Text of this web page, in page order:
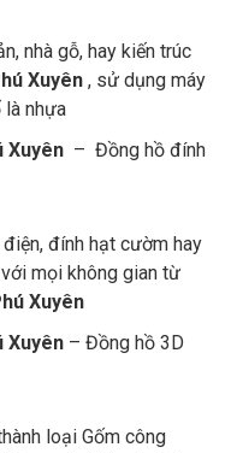
nhà gỗ, hay kiến trúc
Xuyên , sử dụng máy
nhựa
Xuyên – Đồng hồ đính
đính hạt cườm hay
mọi không gian từ
Xuyên
Xuyên – Đồng hồ 3D
loại Gốm công